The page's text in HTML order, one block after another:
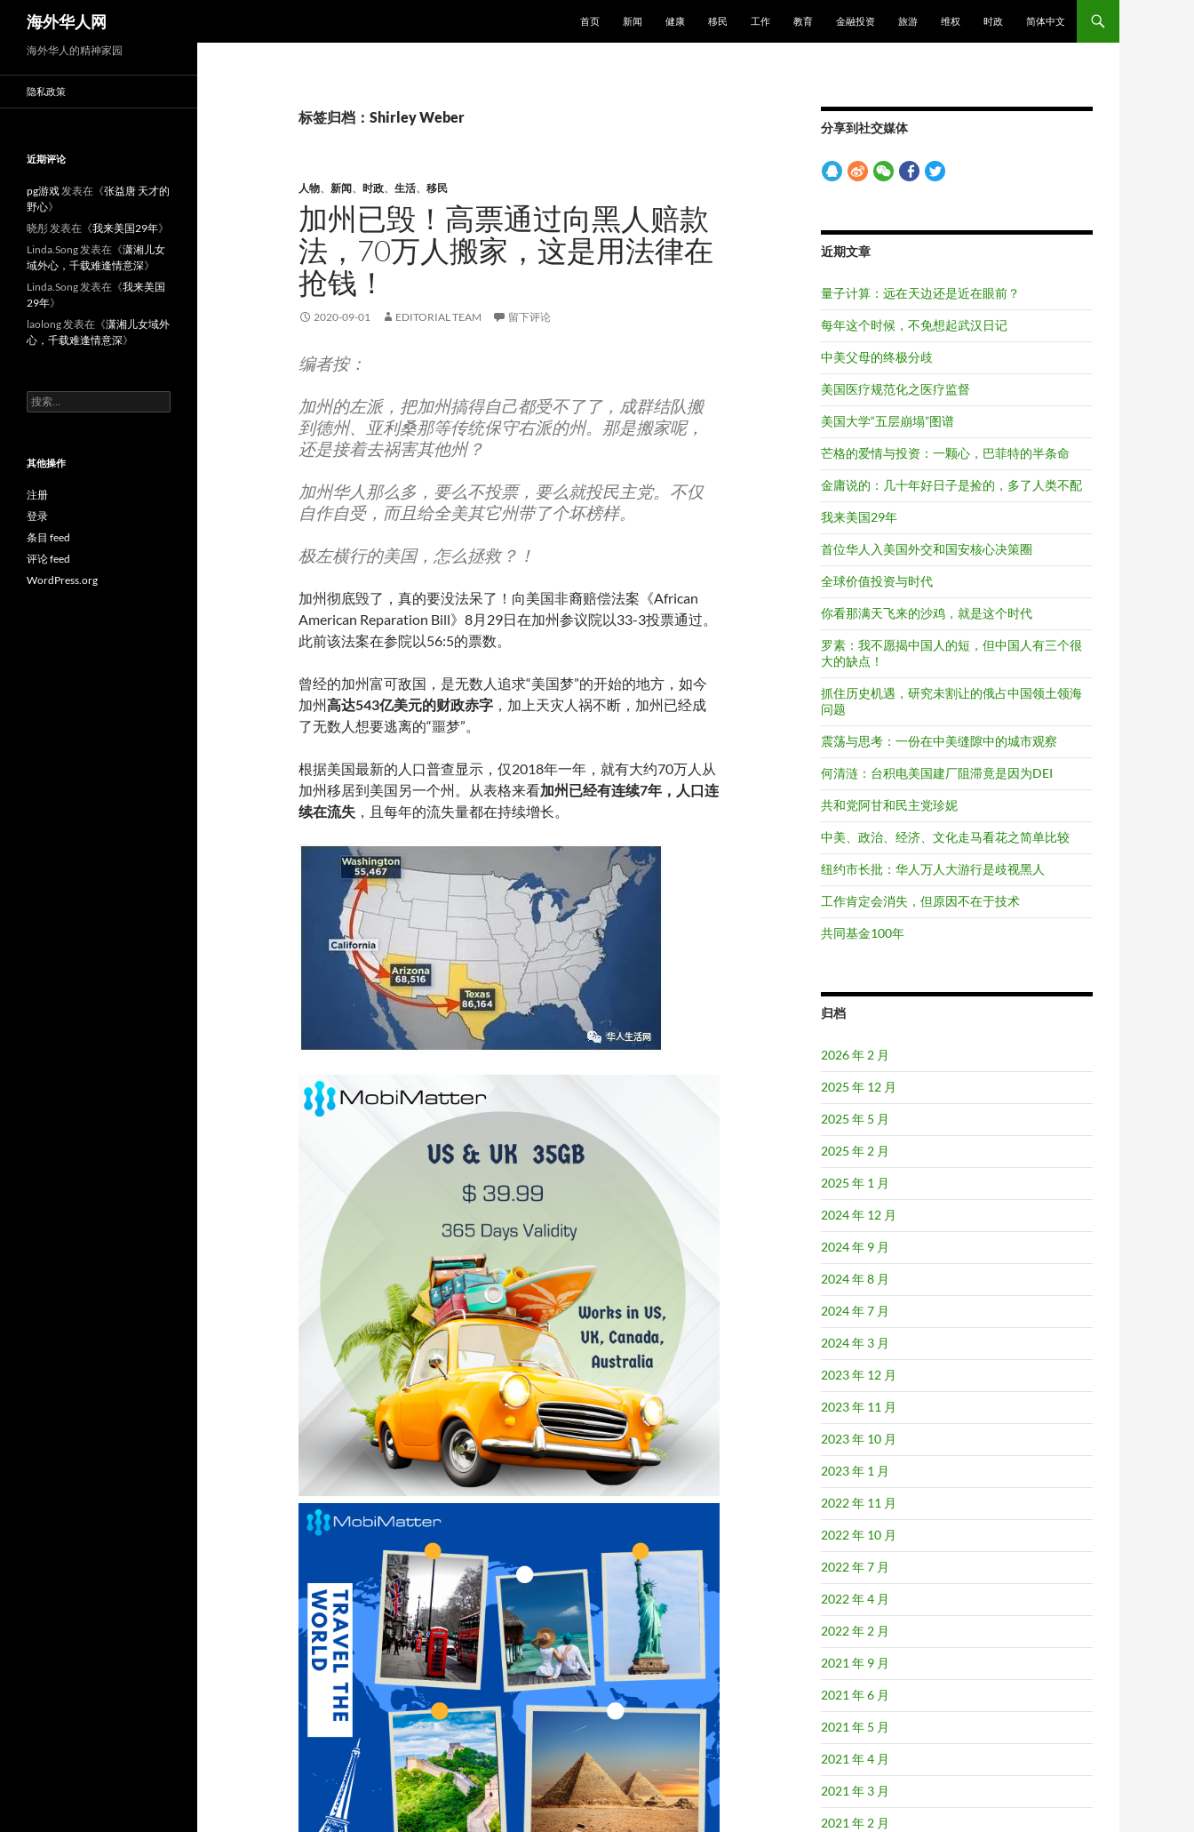
海外华人网
首页
新闻 健康 移民 工作 教育 金融投资 旅游 维权 时政 简体中文
标签归档：Shirley Weber
人物、 新闻、 时政、 生活、 移民
加州已毁！高票通过向黑人赔款
法，70万人搬家，这是用法律在
抢钱！
2020-09-01 EDITORIAL TEAM 留下评论
编者按：
加州的左派，把加州搞得自己都受不了了，成群结队搬
到德州、亚利桑那等传统保守右派的州。那是搬家呢，
还是接着去祸害其他州？
加州华人那么多，要么不投票，要么就投民主党。不仅
自作自受，而且给全美其它州带了个坏榜样。
极左横行的美国，怎么拯救？！
加州彻底毁了，真的要没法呆了！向美国非裔赔偿法案《African
American Reparation Bill》8月29日在加州参议院以33-3投票通过。
此前该法案在参院以56:5的票数。
曾经的加州富可敌国，是无数人追求“美国梦”的开始的地方，如今
加州高达543亿美元的财政赤字 ，加上天灾人祸不断，加州已经成
了无数人想要逃离的“噩梦”。
根据美国最新的人口普查显示，仅2018年一年，就有大约70万人从
加州移居到美国另一个州。从表格来看加州已经有连续7年，人口连
续在流失 ，且每年的流失量都在持续增长。
分享到社交媒体
近期文章
量子计算：远在天边还是近在眼前？
每年这个时候，不免想起武汉日记
中美父母的终极分歧
美国医疗规范化之医疗监督
美国大学“五层崩塌”图谱
芒格的爱情与投资：一颗心，巴菲特的半条命
金庸说的：几十年好日子是捡的，多了人类不配
我来美国29年
首位华人入美国外交和国安核心决策圈
全球价值投资与时代
你看那满天飞来的沙鸡，就是这个时代
罗素：我不愿揭中国人的短，但中国人有三个很
大的缺点！
抓住历史机遇，研究未割让的俄占中国领土领海
问题
震荡与思考：一份在中美缝隙中的城市观察
何清涟：台积电美国建厂阻滞竟是因为DEI
共和党阿甘和民主党珍妮
中美、政治、经济、文化走马看花之简单比较
纽约市长批：华人万人大游行是歧视黑人
工作肯定会消失，但原因不在于技术
共同基金100年
归档
2026 年 2 月
2025 年 12 月
2025 年 5 月
2025 年 2 月
2025 年 1 月
2024 年 12 月
2024 年 9 月
2024 年 8 月
2024 年 7 月
2024 年 3 月
2023 年 12 月
2023 年 11 月
2023 年 10 月
2023 年 1 月
2022 年 11 月
2022 年 10 月
2022 年 7 月
2022 年 4 月
2022 年 2 月
2021 年 9 月
2021 年 6 月
2021 年 5 月
2021 年 4 月
2021 年 3 月
2021 年 2 月
海外华人的精神家园
隐私政策
近期评论
pg游戏发表在《张益唐 天才的
野心》
晓彤发表在《我来美国29年》
Linda.Song发表在《潇湘儿女
域外心，千载难逢情意深》
Linda.Song发表在《我来美国
29年》
laolong发表在《潇湘儿女域外
心，千载难逢情意深》
搜
索：
其他操作
注册
登录
条目 feed
评论 feed
WordPress.org